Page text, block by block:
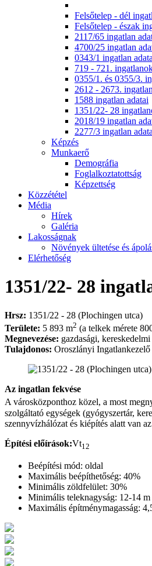
Felsőtelep - dél
Felsőtelep - észak
2117/65 ingatlan
4700/25 ingatlan
0343/1 ingatlan
719 - 721.
0355/1. és 0355/3.
2612 - 2673.
1588 ingatlan adatai
1351/22- 28
2018/19 ingatlan
2277/3 ingatlan
Képzés
Munkaerő
Demográfia
Foglalkoztatottság
Képzettség
Közzététel
Média
Hírek
Galéria
Lakosságnak
Növények ültetése és
Elérhetőség
1351/22- 28
Hrsz: 1351/22 - 28 (Plochingen utca)
Területe: 5 893 m2 (a telkek mérete
Megnevezése: gazdasági,
Tulajdonos: Oroszlányi
Az ingatlan fekvése
A városközponthoz közel, a most
szolgáltató egységek (gyógyszertár,
szennyvízhálózat és kiépítés alatt van
Építési előírások:Vt12
Beépítési mód: oldal
Maximális beépíthetőség: 40%
Minimális zöldfelület: 30%
Minimális teleknagyság: 12-14 m
Maximális építménymagasság: